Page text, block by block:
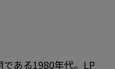
ある1980年代。LP